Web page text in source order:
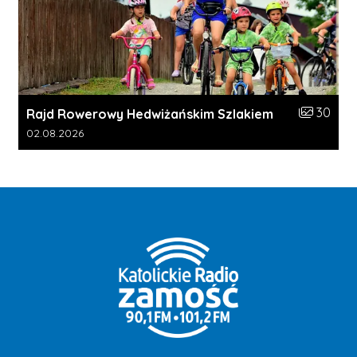
Rajd Rowerowy Hedwiżańskim Szlakiem Liczba
30
Data dodania galerii:
02.08.2026